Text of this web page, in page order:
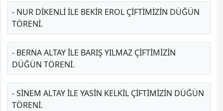
- NUR DİKENLİ ILE BEKIR EROL ÇIFTIMIZIN DÜĞÜN
TÖRENI.
- BERNA ALTAY ILE BARIŞ YILMAZ ÇIFTIMIZIN
DÜĞÜN TÖRENI.
- SINEM ALTAY ILE YASIN KELKİL ÇIFTIMIZIN DÜĞÜN
TÖRENI.